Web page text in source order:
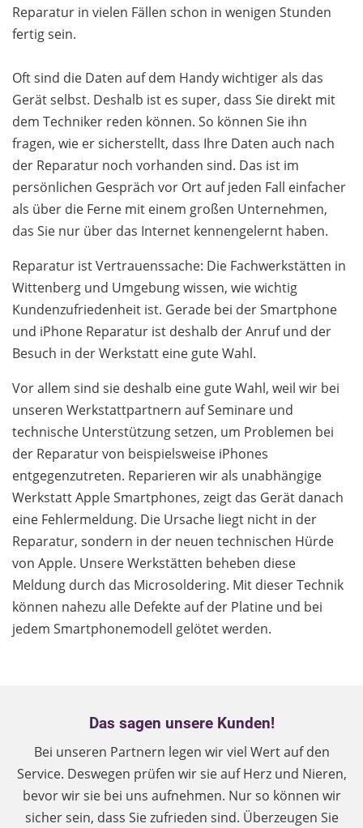
Reparatur in vielen Fällen schon in wenigen Stunden
fertig sein.
Oft sind die Daten auf dem Handy wichtiger als das
Gerät selbst. Deshalb ist es super, dass Sie direkt mit
dem Techniker reden können. So können Sie ihn
fragen, wie er sicherstellt, dass Ihre Daten auch nach
der Reparatur noch vorhanden sind. Das ist im
persönlichen Gespräch vor Ort auf jeden Fall einfacher
als über die Ferne mit einem großen Unternehmen,
das Sie nur über das Internet kennengelernt haben.
Reparatur ist Vertrauenssache: Die Fachwerkstätten in
Wittenberg und Umgebung wissen, wie wichtig
Kundenzufriedenheit ist. Gerade bei der Smartphone
und iPhone Reparatur ist deshalb der Anruf und der
Besuch in der Werkstatt eine gute Wahl.
Vor allem sind sie deshalb eine gute Wahl, weil wir bei
unseren Werkstattpartnern auf Seminare und
technische Unterstützung setzen, um Problemen bei
der Reparatur von beispielsweise iPhones
entgegenzutreten. Reparieren wir als unabhängige
Werkstatt Apple Smartphones, zeigt das Gerät danach
eine Fehlermeldung. Die Ursache liegt nicht in der
Reparatur, sondern in der neuen technischen Hürde
von Apple. Unsere Werkstätten beheben diese
Meldung durch das Microsoldering. Mit dieser Technik
können nahezu alle Defekte auf der Platine und bei
jedem Smartphonemodell gelötet werden.
Das sagen unsere Kunden!
Bei unseren Partnern legen wir viel Wert auf den
Service. Deswegen prüfen wir sie auf Herz und Nieren,
bevor wir sie bei uns aufnehmen. Nur so können wir
sicher sein, dass Sie zufrieden sind. Überzeugen Sie